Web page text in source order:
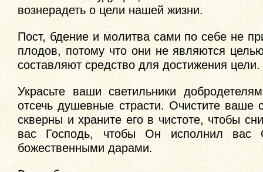
вознерадеть о цели нашей жизни.
Пост, бдение и молитва сами по себе не
плодов, потому что они не являются
составляют средство для достижения цели.
Украсьте ваши светильники
отсечь душевные страсти. Очистите ваше
скверны и храните его в чистоте, чтобы
вас Господь, чтобы Он исполнил вас
божественными дарами.